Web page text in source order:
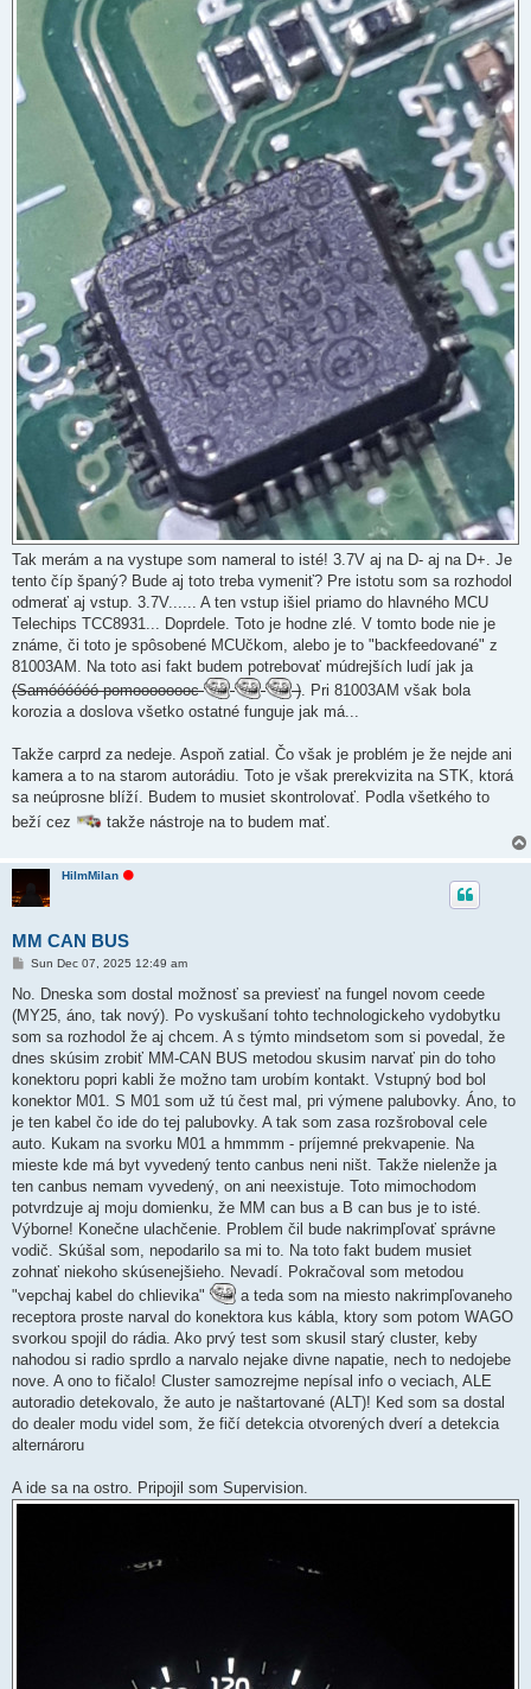
Tak merám a na vystupe som nameral to isté! 3.7V aj na D- aj na D+. Je
tento číp španý? Bude aj toto treba vymeniť? Pre istotu som sa rozhodol
odmerať aj vstup. 3.7V...... A ten vstup išiel priamo do hlavného MCU
Telechips TCC8931... Doprdele. Toto je hodne zlé. V tomto bode nie je
známe, či toto je spôsobené MCUčkom, alebo je to "backfeedované" z
81003AM. Na toto asi fakt budem potrebovať múdrejších ludí jak ja
(Samóóóóóó pomoooooooc
) . Pri 81003AM však bola
korozia a doslova všetko ostatné funguje jak má...
Takže carprd za nedeje. Aspoň zatial. Čo však je problém je že nejde ani
kamera a to na starom autorádiu. Toto je však prerekvizita na STK, ktorá
sa neúprosne blíží. Budem to musiet skontrolovať. Podla všetkého to
beží cez
takže nástroje na to budem mať.
HiImMilan
e
MM CAN BUS
P
s
Sun Dec 07, 2025 12:49 am
No. Dneska som dostal možnosť sa previesť na fungel novom ceede
(MY25, áno, tak nový). Po vyskušaní tohto technologickeho vydobytku
som sa rozhodol že aj chcem. A s týmto mindsetom som si povedal, že
dnes skúsim zrobiť MM-CAN BUS metodou skusim narvať pin do toho
konektoru popri kabli že možno tam urobím kontakt. Vstupný bod bol
konektor M01. S M01 som už tú čest mal, pri výmene palubovky. Áno, to
je ten kabel čo ide do tej palubovky. A tak som zasa rozšroboval cele
auto. Kukam na svorku M01 a hmmmm - príjemné prekvapenie. Na
mieste kde má byt vyvedený tento canbus neni ništ. Takže nielenže ja
ten canbus nemam vyvedený, on ani neexistuje. Toto mimochodom
potvrdzuje aj moju domienku, že MM can bus a B can bus je to isté.
Výborne! Konečne ulachčenie. Problem čil bude nakrimpľovať správne
vodič. Skúšal som, nepodarilo sa mi to. Na toto fakt budem musiet
zohnať niekoho skúsenejšieho. Nevadí. Pokračoval som metodou
"vepchaj kabel do chlievika"
a teda som na miesto nakrimpľovaneho
receptora proste narval do konektora kus kábla, ktory som potom WAGO
svorkou spojil do rádia. Ako prvý test som skusil starý cluster, keby
nahodou si radio sprdlo a narvalo nejake divne napatie, nech to nedojebe
nove. A ono to fičalo! Cluster samozrejme nepísal info o veciach, ALE
autoradio detekovalo, že auto je naštartované (ALT)! Ked som sa dostal
do dealer modu videl som, že fičí detekcia otvorených dverí a detekcia
alternároru
A ide sa na ostro. Pripojil som Supervision.